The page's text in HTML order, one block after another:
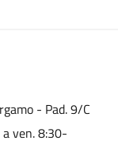
- Pad. 9/C
ven. 8:30-